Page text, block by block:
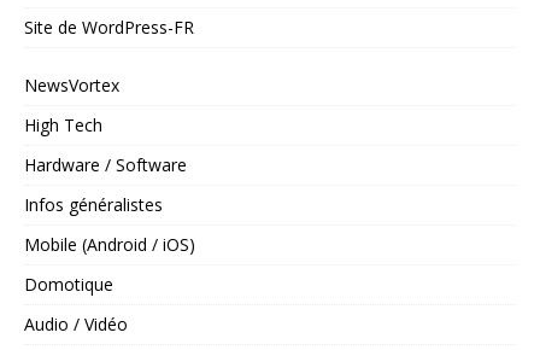
Site de WordPress-FR
NewsVortex
High Tech
Hardware / Software
Infos généralistes
Mobile (Android / iOS)
Domotique
Audio / Vidéo